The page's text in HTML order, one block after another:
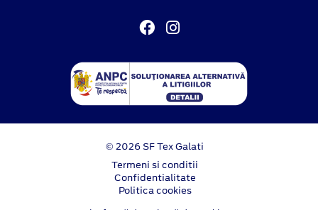
© 2026 SF Tex Galati
Termeni si conditii
Confidentialitate
Politica cookies